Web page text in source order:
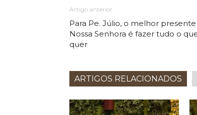
Artigo anterior
Para Pe. Júlio, o melhor
Nossa Senhora é fazer tudo o
quer
ARTIGOS RELACIONADOS